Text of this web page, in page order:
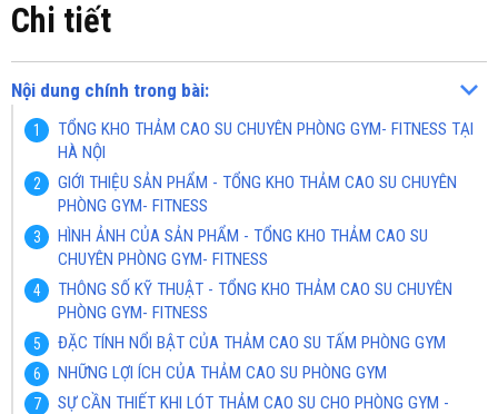
Chi tiết
Nội dung chính trong bài:
TỔNG KHO THẢM CAO SU CHUYÊN PHÒNG GYM- FITNESS TẠI
HÀ NỘI
GIỚI THIỆU SẢN PHẨM - TỔNG KHO THẢM CAO SU CHUYÊN
PHÒNG GYM- FITNESS
HÌNH ẢNH CỦA SẢN PHẨM - TỔNG KHO THẢM CAO SU
CHUYÊN PHÒNG GYM- FITNESS
THÔNG SỐ KỸ THUẬT - TỔNG KHO THẢM CAO SU CHUYÊN
PHÒNG GYM- FITNESS
ĐẶC TÍNH NỔI BẬT CỦA THẢM CAO SU TẤM PHÒNG GYM
NHỮNG LỢI ÍCH CỦA THẢM CAO SU PHÒNG GYM
SỰ CẦN THIẾT KHI LÓT THẢM CAO SU CHO PHÒNG GYM -